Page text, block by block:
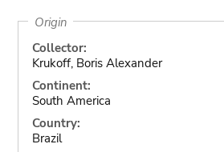
Origin
Collector:
Krukoff, Boris Alexander
Continent:
South America
Country:
Brazil